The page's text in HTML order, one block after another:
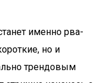
имен­но рва­
но и
трен­до­вым